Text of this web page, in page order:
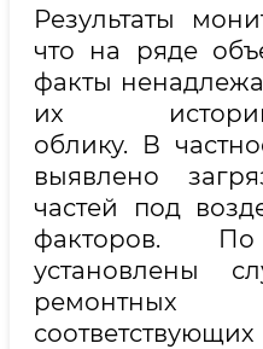
Результаты
что на ряде
факты
их историко-
облику. В
выявлено
частей под
факторов.
установлены